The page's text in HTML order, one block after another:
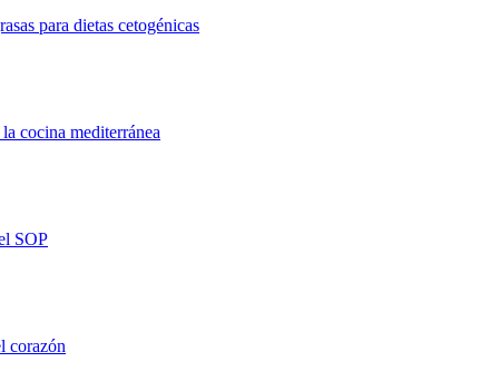
para dietas cetogénicas
cocina mediterránea
SOP
corazón